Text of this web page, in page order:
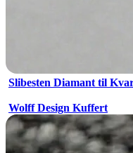
Slibesten Diamant til
Wolff Design Kuffert